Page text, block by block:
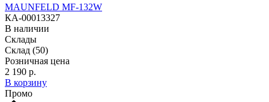
MAUNFELD MF-132W
КА-00013327
В наличии
Склады
Склад (50)
Розничная цена
2 190 р.
В корзину
Промо